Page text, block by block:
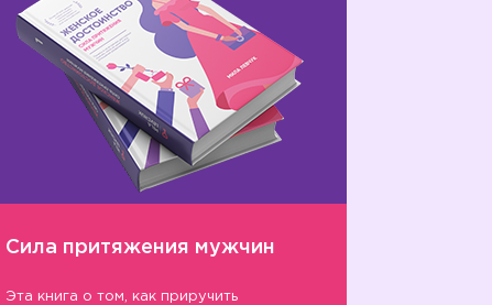
Сила притяжения мужчин
Эта книга о том, как приручить